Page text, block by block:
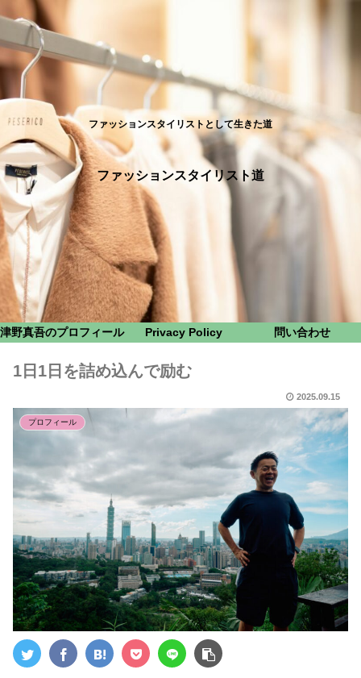
ファッションスタイリストとして生きた道
ファッションスタイリスト道
津野真吾のプロフィール Privacy Policy 問い合わせ
1日1日を詰め込んで励む
2025.09.15
プロフィール